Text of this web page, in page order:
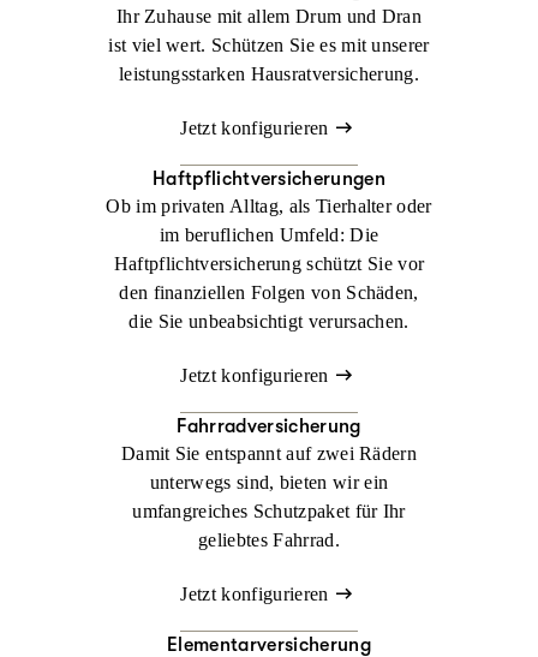
Ihr Zuhause mit allem Drum und Dran
ist viel wert. Schützen Sie es mit unserer
leistungsstarken Hausratversicherung.
Jetzt konfigurieren
Haftpflichtversicherungen
Ob im privaten Alltag, als Tierhalter oder
im beruflichen Umfeld: Die
Haftpflichtversicherung schützt Sie vor
den finanziellen Folgen von Schäden,
die Sie unbeabsichtigt verursachen.
Jetzt konfigurieren
Fahrradversicherung
Damit Sie entspannt auf zwei Rädern
unterwegs sind, bieten wir ein
umfangreiches Schutzpaket für Ihr
geliebtes Fahrrad.
Jetzt konfigurieren
Elementarversicherung